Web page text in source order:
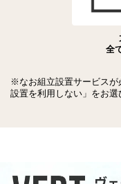
全
※なお組立設置サービスが
設置を利用しない」をお選